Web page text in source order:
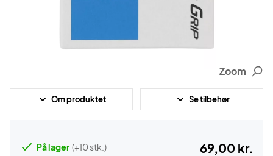
Zoom
Om produktet Se tilbehør
På lager (+10 stk.)
69,00 kr.